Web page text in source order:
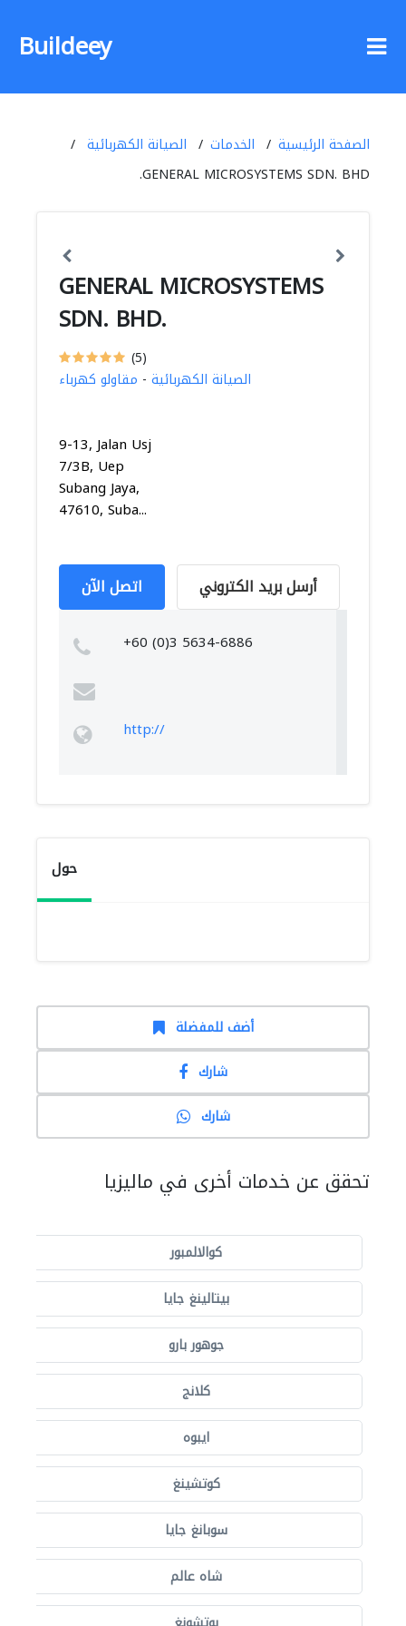
Buildeey
الصفحة الرئيسية الخدمات
الصيانة الكهربائية
GENERAL MICROSYSTEMS SDN. BHD.
GENERAL MICROSYSTEMS
SDN. BHD.
(5)
الصيانة الكهربائية - مقاولو كهرباء
9-13, Jalan Usj
7/3B, Uep
Subang Jaya,
47610, Suba...
اتصل الآن أرسل بريد الكتروني
+60 (0)3 5634-6886
http://
حول
أضف للمفضلة
شارك
شارك
تحقق عن خدمات أخرى في ماليزيا
كوالالمبور
بيتالينغ جايا
جوهور بارو
كلانج
ايبوه
كوتشينغ
سوبانغ جايا
شاه عالم